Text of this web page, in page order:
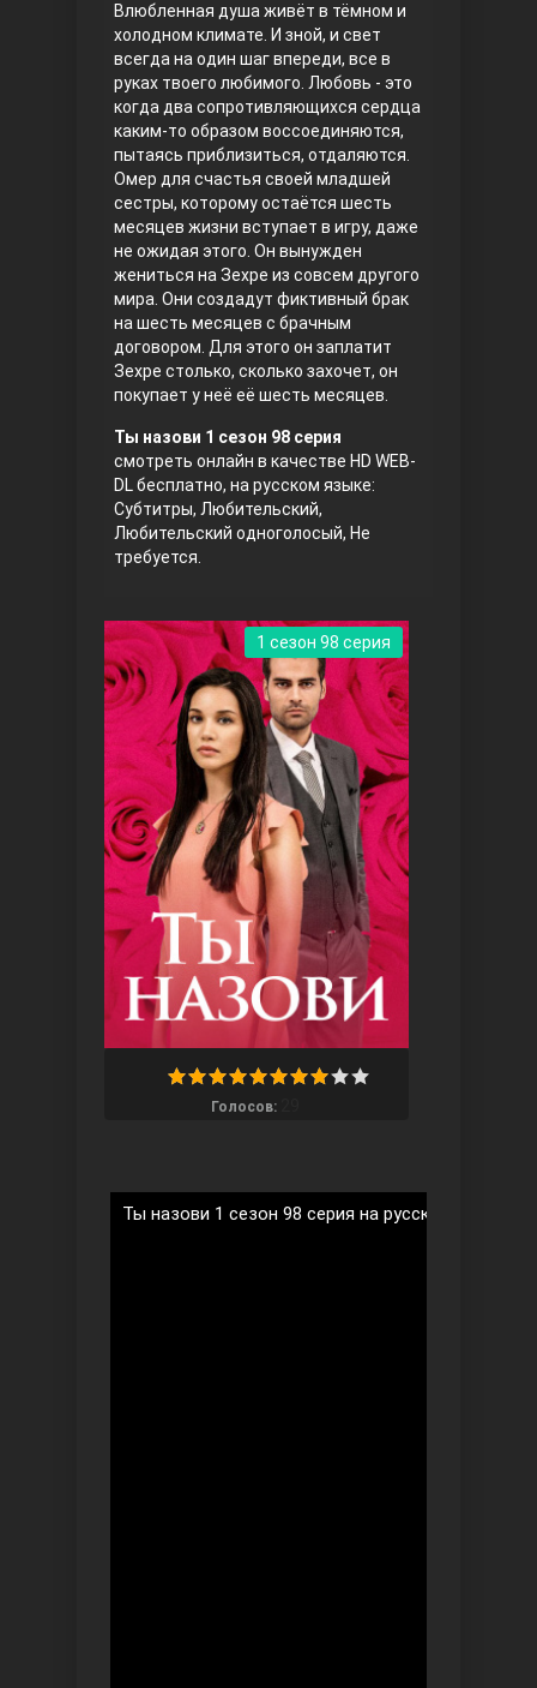
Правосyдие
Любовь напрокат
Три сестры
Ветреный холм
Влюбленная душа живёт в тёмном и
холодном климате. И зной, и свет
всегда на один шаг впереди, все в
руках твоего любимого. Любовь - это
когда два сопротивляющихся сердца
каким-то образом воссоединяются,
пытаясь приблизиться, отдаляются.
Омер для счастья своей младшей
сестры, которому остаётся шесть
месяцев жизни вступает в игру, даже
не ожидая этого. Он вынужден
жениться на Зехре из совсем другого
мира. Они создадут фиктивный брак
на шесть месяцев с брачным
договором. Для этого он заплатит
Зехре столько, сколько захочет, он
покупает у неё её шесть месяцев.
Ты назови 1 сезон 98 серия
смотреть онлайн в качестве HD WEB-
DL бесплатно, на русском языке:
Субтитры, Любительский,
Любительский одноголосый, Не
требуется.
Голосов:
1 сезон 98 серия
Ты назови 1 сезон 98 серия на русском языке